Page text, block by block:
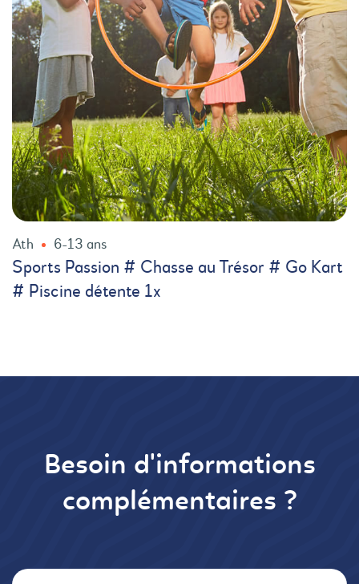
Ath 6-13 ans
Sports Passion # Chasse au Trésor # Go Kart
# Piscine détente 1x
Besoin d'informations
complémentaires ?